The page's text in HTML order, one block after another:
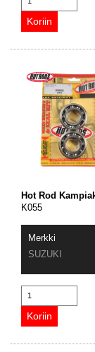
Hot Rod
K055
Merkki
SUZUKI